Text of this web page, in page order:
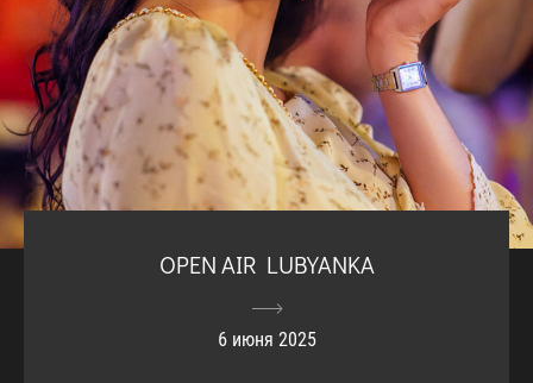
OPEN AIR LUBYANKA
6 июня 2025